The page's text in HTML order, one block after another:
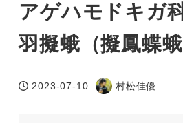
アゲハモドキガ
羽擬蛾（擬鳳蝶
投稿日
2023-07-10
著
村松佳優